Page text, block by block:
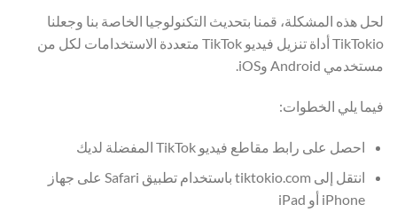
لحل هذه المشكلة، قمنا بتحديث التكنولوجيا الخاصة بنا وجعلنا
TikTokio أداة تنزيل فيديو TikTok متعددة الاستخدامات لكل من
مستخدمي Android وiOS.
فيما يلي الخطوات:
احصل على رابط مقاطع فيديو TikTok المفضلة لديك
انتقل إلى tiktokio.com باستخدام تطبيق Safari على جهاز
iPhone أو iPad